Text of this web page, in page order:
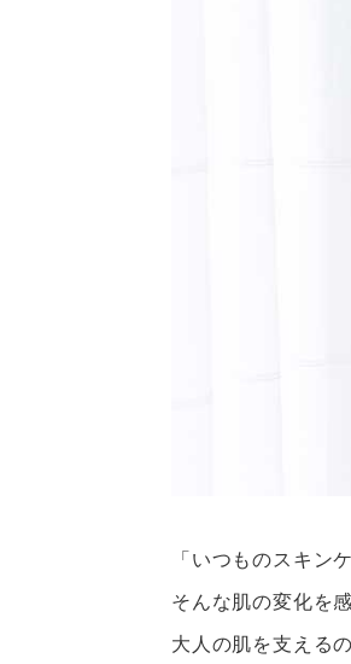
「いつものスキン
そんな肌の変化を
大人の肌を支える